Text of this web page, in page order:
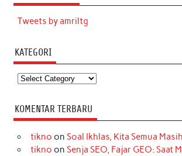
Tweets by amriltg
KATEGORI
Kategori
KOMENTAR TERBARU
tikno on Soal Ikhlas, Kita Semua
tikno on Senja SEO, Fajar GEO: Saat